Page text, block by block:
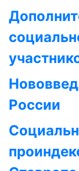
России